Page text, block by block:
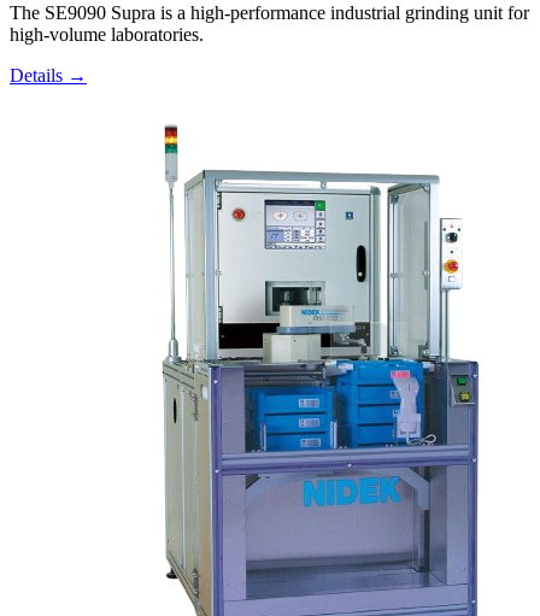
The SE9090 Supra is a high-performance industrial grinding unit for
high-volume laboratories.
Details →